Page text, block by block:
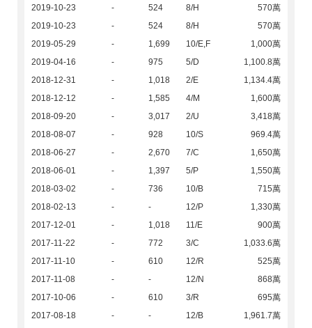
2019-10-23
- 524 8/H
570萬
2019-10-23
- 524 8/H
570萬
2019-05-29
- 1,699 10/E,F
1,000萬
2019-04-16
- 975 5/D
1,100.8萬
2018-12-31
- 1,018 2/E
1,134.4萬
2018-12-12
- 1,585 4/M
1,600萬
2018-09-20
- 3,017 2/U
3,418萬
2018-08-07
- 928 10/S
969.4萬
2018-06-27
- 2,670 7/C
1,650萬
2018-06-01
- 1,397 5/P
1,550萬
2018-03-02
- 736 10/B
715萬
2018-02-13
- - 12/P
1,330萬
2017-12-01
- 1,018 11/E
900萬
2017-11-22
- 772 3/C
1,033.6萬
2017-11-10
- 610 12/R
525萬
2017-11-08
- - 12/N
868萬
2017-10-06
- 610 3/R
695萬
2017-08-18
- - 12/B
1,961.7萬